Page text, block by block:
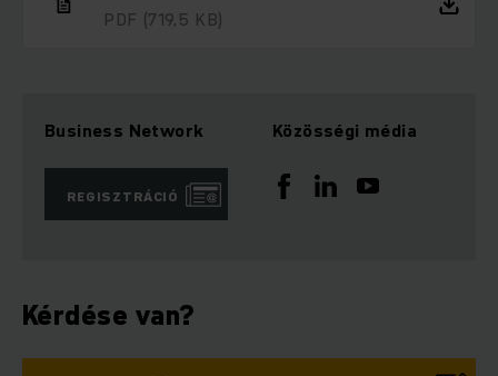
PDF (719,5 KB)
Business Network
REGISZTRÁCIÓ
Közösségi média
Kérdése van?